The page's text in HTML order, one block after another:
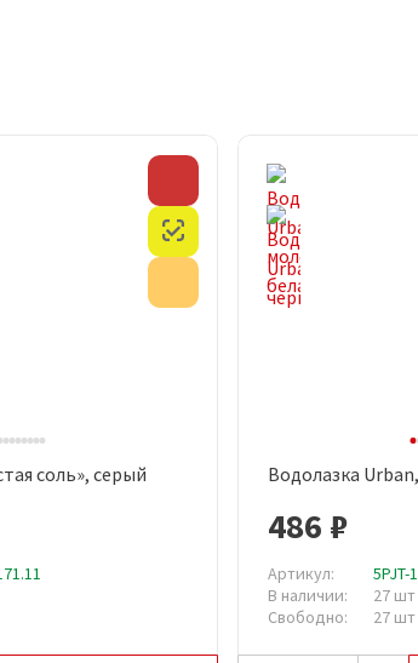
Честный знак
просмотр
соль», серый
Водолазка
486 ₽
Артикул:
5PJT-
В наличии:
27 шт
Свободно:
27 шт